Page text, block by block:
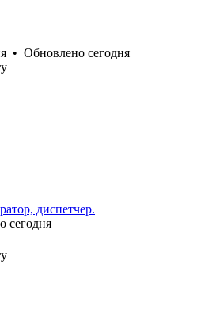
• Обновлено сегодня
диспетчер.
сегодня